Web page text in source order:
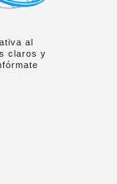
al
claros y